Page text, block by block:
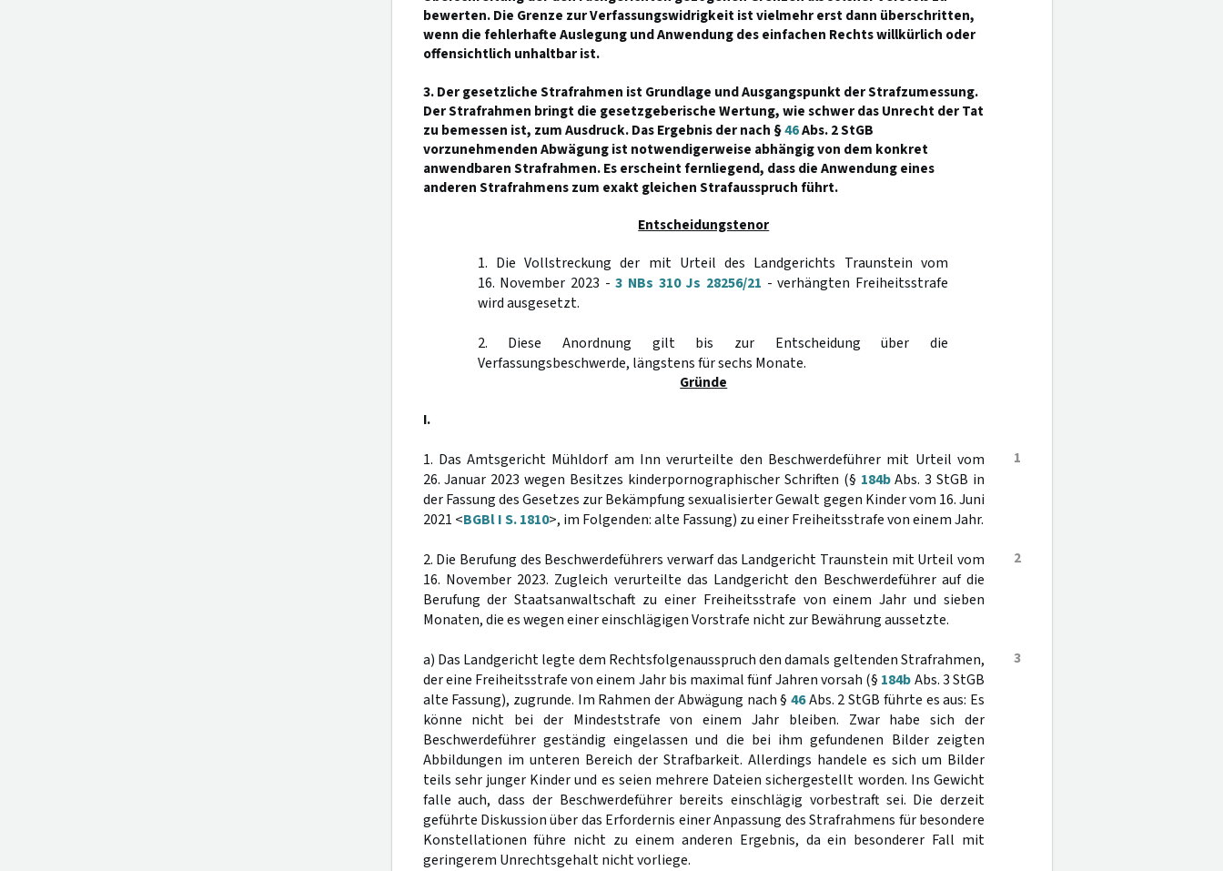
bewerten. Die Grenze zur Verfassungswidrigkeit ist vielmehr erst dann überschritten,
wenn die fehlerhafte Auslegung und Anwendung des einfachen Rechts willkürlich oder
offensichtlich unhaltbar ist.
3. Der gesetzliche Strafrahmen ist Grundlage und Ausgangspunkt der Strafzumessung.
Der Strafrahmen bringt die gesetzgeberische Wertung, wie schwer das Unrecht der Tat
zu bemessen ist, zum Ausdruck. Das Ergebnis der nach §46Abs. 2 StGB
vorzunehmenden Abwägung ist notwendigerweise abhängig von dem konkret
anwendbaren Strafrahmen. Es erscheint fernliegend, dass die Anwendung eines
anderen Strafrahmens zum exakt gleichen Strafausspruch führt.
Entscheidungstenor
1. Die Vollstreckung der mit Urteil des Landgerichts Traunstein vom
16. November 2023 -3 NBs 310 Js 28256/21 - verhängten Freiheitsstrafe
wird ausgesetzt.
2. Diese Anordnung gilt bis zur Entscheidung über die
Verfassungsbeschwerde, längstens für sechs Monate.
Gründe
I.
1
1. Das Amtsgericht Mühldorf am Inn verurteilte den Beschwerdeführer mit Urteil vom
26. Januar 2023 wegen Besitzes kinderpornographischer Schriften (§ 184bAbs. 3 StGB in
der Fassung des Gesetzes zur Bekämpfung sexualisierter Gewalt gegen Kinder vom 16. Juni
2021 <BGBl I S. 1810>, im Folgenden: alte Fassung) zu einer Freiheitsstrafe von einem Jahr.
2
2. Die Berufung des Beschwerdeführers verwarf das Landgericht Traunstein mit Urteil vom
16. November 2023. Zugleich verurteilte das Landgericht den Beschwerdeführer auf die
Berufung der Staatsanwaltschaft zu einer Freiheitsstrafe von einem Jahr und sieben
Monaten, die es wegen einer einschlägigen Vorstrafe nicht zur Bewährung aussetzte.
3
a) Das Landgericht legte dem Rechtsfolgenausspruch den damals geltenden Strafrahmen,
der eine Freiheitsstrafe von einem Jahr bis maximal fünf Jahren vorsah (§ 184bAbs. 3 StGB
alte Fassung), zugrunde. Im Rahmen der Abwägung nach § 46Abs. 2 StGB führte es aus: Es
könne nicht bei der Mindeststrafe von einem Jahr bleiben. Zwar habe sich der
Beschwerdeführer geständig eingelassen und die bei ihm gefundenen Bilder zeigten
Abbildungen im unteren Bereich der Strafbarkeit. Allerdings handele es sich um Bilder
teils sehr junger Kinder und es seien mehrere Dateien sichergestellt worden. Ins Gewicht
falle auch, dass der Beschwerdeführer bereits einschlägig vorbestraft sei. Die derzeit
geführte Diskussion über das Erfordernis einer Anpassung des Strafrahmens für besondere
Konstellationen führe nicht zu einem anderen Ergebnis, da ein besonderer Fall mit
geringerem Unrechtsgehalt nicht vorliege.